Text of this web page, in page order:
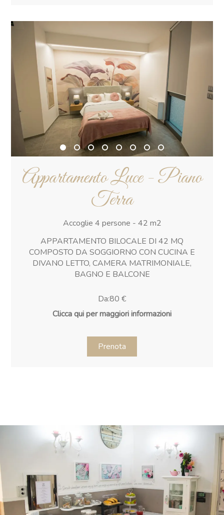
Appartamento Luce - Piano
Terra
Accoglie 4 persone - 42 m2
APPARTAMENTO BILOCALE DI 42 MQ
COMPOSTO DA SOGGIORNO CON CUCINA E
DIVANO LETTO, CAMERA MATRIMONIALE,
BAGNO E BALCONE
Da:80 €
Clicca qui per maggiori informazioni
Prenota